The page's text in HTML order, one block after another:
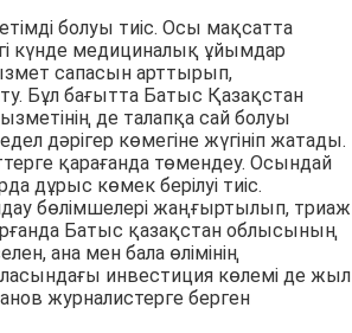
болуы тиіс. Осы мақсатта
күнде медициналық ұйымдар
сапасын арттырып,
Бұл бағытта Батыс Қазақстан
де талапқа сай болуы
дәрігер көмегіне жүгініп жатады.
қарағанда төмендеу. Осындай
дұрыс көмек берілуі тиіс.
бөлімшелері жаңғыртылып, триаж
Батыс қазақстан облысының
ана мен бала өлімінің
инвестиция көлемі де жыл
журналистерге берген